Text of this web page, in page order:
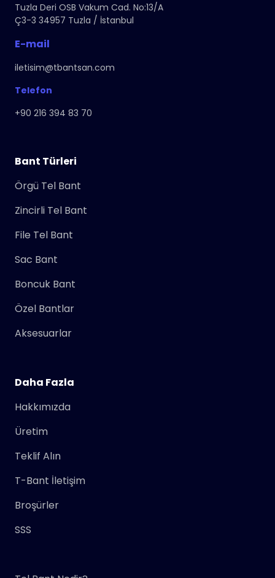
Tuzla Deri OSB Vakum Cad. No:13/A
Ç3-3 34957 Tuzla / İstanbul
E-mail
iletisim@tbantsan.com
Telefon
+90 216 394 83 70
Bant Türleri
Örgü Tel Bant
Zincirli Tel Bant
File Tel Bant
Sac Bant
Boncuk Bant
Özel Bantlar
Aksesuarlar
Daha Fazla
Hakkımızda
Üretim
Teklif Alın
T-Bant İletişim
Broşürler
SSS